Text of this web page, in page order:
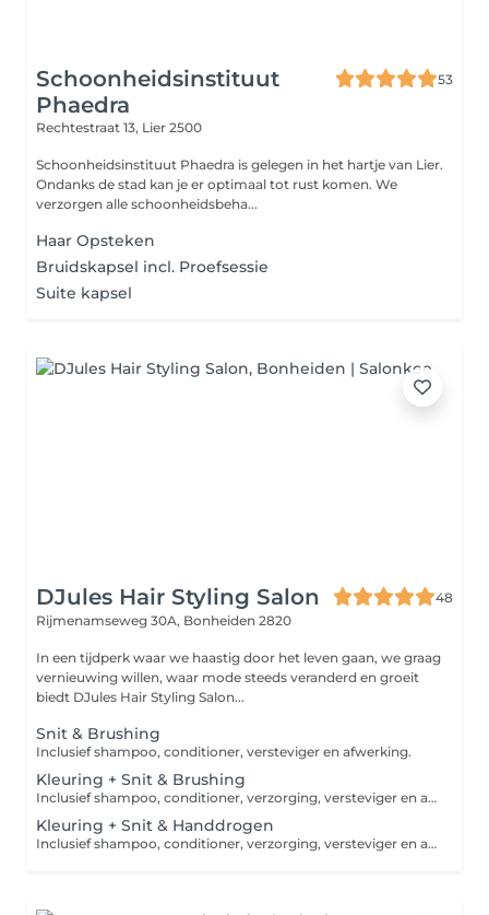
Schoonheidsinstituut
Phaedra
53
Rechtestraat 13, Lier 2500
Schoonheidsinstituut Phaedra is gelegen in het hartje van Lier.
Ondanks de stad kan je er optimaal tot rust komen. We
verzorgen alle schoonheidsbeha...
Haar Opsteken
Bruidskapsel incl. Proefsessie
Suite kapsel
DJules Hair Styling Salon
48
Rijmenamseweg 30A, Bonheiden 2820
In een tijdperk waar we haastig door het leven gaan, we graag
vernieuwing willen, waar mode steeds veranderd en groeit
biedt DJules Hair Styling Salon...
Snit & Brushing
Inclusief shampoo, conditioner, versteviger en afwerking.
Kleuring + Snit & Brushing
Inclusief shampoo, conditioner, verzorging, versteviger en afwerking. Opgelet, dit is een vanaf prijs. Afhankelijk van de lengte & dikte van het haar, kan er een supplement kleur worden aangerekend in het salon.
Kleuring + Snit & Handdrogen
Inclusief shampoo, conditioner, verzorging, versteviger en afwerking. Opgelet, dit is een vanaf prijs. Afhankelijk van de lengte & dikte van het haar, kan er een supplement kleur worden aangerekend in het salon.